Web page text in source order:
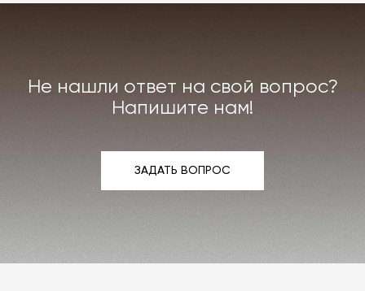
Не нашли ответ на свой вопрос?
Напишите нам!
ЗАДАТЬ ВОПРОС